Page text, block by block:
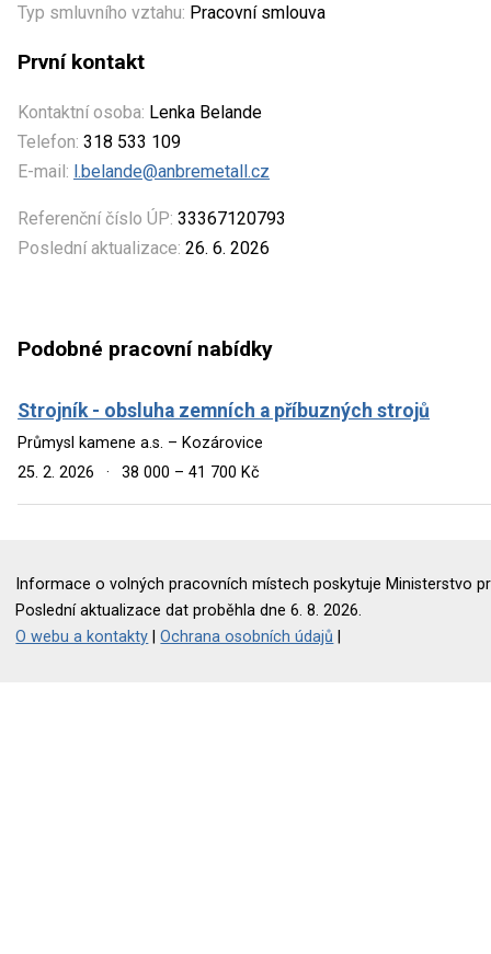
Typ smluvního vztahu: Pracovní smlouva
První kontakt
Kontaktní osoba: Lenka Belande
Telefon: 318 533 109
E-mail: l.belande@anbremetall.cz
Referenční číslo ÚP: 33367120793
Poslední aktualizace: 26. 6. 2026
Podobné pracovní nabídky
Strojník - obsluha zemních a příbuzných strojů
Průmysl kamene a.s. – Kozárovice
25. 2. 2026
· 38 000 – 41 700 Kč
Informace o volných pracovních místech poskytuje Ministerstvo
Poslední aktualizace dat proběhla dne 6. 8. 2026.
O webu a kontakty |Ochrana osobních údajů